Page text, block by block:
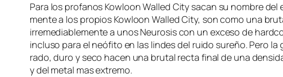
Para los pro­fa­nos Kowloon Walled City sa­can su nom­bre
men­te a los pro­pios Kowloon Walled City, son co­mo una
irre­me­dia­ble­men­te a unos Neurosis con un ex­ce­so de
in­clu­so pa­ra el neó­fi­to en las lin­des del rui­do su­re­ño. Pero
ra­do, du­ro y se­co ha­cen una bru­tal rec­ta fi­nal de una
y del me­tal mas extremo.